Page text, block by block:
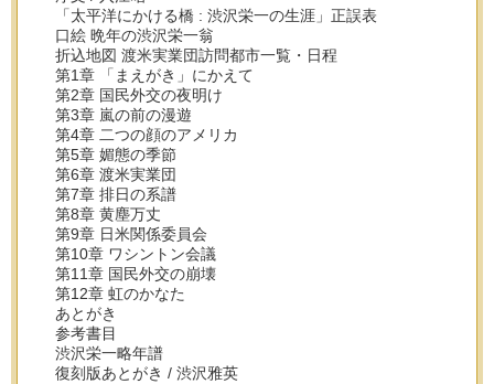
「太平洋にかける橋 : 渋沢栄一の生涯」正誤表
口絵 晩年の渋沢栄一翁
折込地図 渡米実業団訪問都市一覧・日程
第1章 「まえがき」にかえて
第2章 国民外交の夜明け
第3章 嵐の前の漫遊
第4章 二つの顔のアメリカ
第5章 媚態の季節
第6章 渡米実業団
第7章 排日の系譜
第8章 黄塵万丈
第9章 日米関係委員会
第10章 ワシントン会議
第11章 国民外交の崩壊
第12章 虹のかなた
あとがき
参考書目
渋沢栄一略年譜
復刻版あとがき / 渋沢雅英